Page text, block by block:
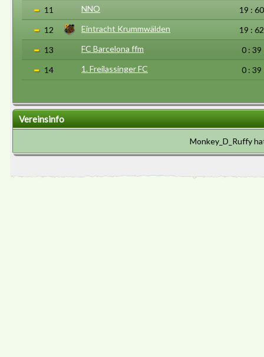
11
NNO
19 : 60
12
Eintracht Krummwälden
19 : 62
13
FC Barcelona ffm
0 : 39
14
1. Freilassinger FC 0 : 39
Vereinsinfo
Monkey_D_Ruffy